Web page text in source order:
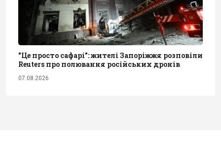
"Це просто сафарі": жителі Запоріжжя розповіли
Reuters про полювання російських дронів
07.08.2026